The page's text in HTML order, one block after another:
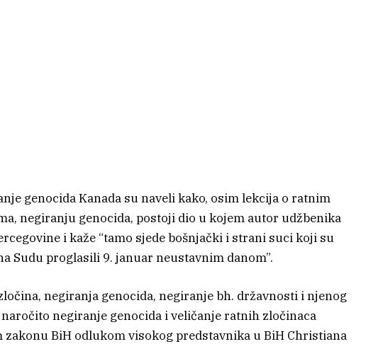
genocida Kanada su naveli kako, osim lekcija o ratnim
negiranju genocida, postoji dio u kojem autor udžbenika
i kaže “tamo sjede bošnjački i strani suci koji su
Sudu proglasili 9. januar neustavnim danom”.
negiranja genocida, negiranje bh. državnosti i njenog
negiranje genocida i veličanje ratnih zločinaca
zakonu BiH odlukom visokog predstavnika u BiH Christiana